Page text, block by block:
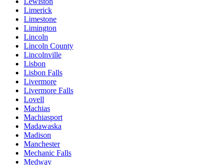
Limerick
Limestone
Limington
Lincoln
Lincoln County
Lincolnville
Lisbon
Lisbon Falls
Livermore
Livermore Falls
Lovell
Machias
Machiasport
Madawaska
Madison
Manchester
Mechanic Falls
Medway